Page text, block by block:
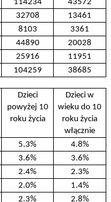
114234
43572
32708
13461
8103
3361
44890
20028
25916
11951
104259 38685
Dzieci
powyżej 10
roku życia
Dzieci w
wieku do 10
roku życia
włącznie
5.3%
4.8%
3.6%
3.6%
2.4%
2.3%
2.0%
1.4%
2.3%
2.8%